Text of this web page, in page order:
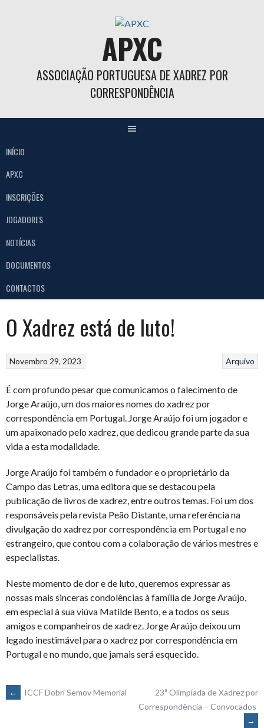
APXC
ASSOCIAÇÃO PORTUGUESA DE XADREZ POR
CORRESPONDÊNCIA
INÍCIO
APXC
INSCRIÇÕES
JOGADORES
NOTÍCIAS
DOCUMENTOS
CONTACTOS
O Xadrez está de luto!
Arquivo
Novembro 29, 2023
É com profundo pesar que comunicamos o falecimento de
Jorge Araújo, um dos maiores nomes do xadrez por
correspondência em Portugal. Jorge Araújo foi um jogador e
um apaixonado pelo xadrez, que dedicou grande parte da sua
vida a esta modalidade.
Jorge Araújo foi também o fundador e o proprietário da
Campo das Letras, uma editora que se destacou pela
publicação de livros de xadrez, entre outros temas. Foi um dos
responsáveis pela revista Peão Distante, uma referência na
divulgação do xadrez por correspondência em Portugal e no
estrangeiro, que contou com a colaboração de vários mestres e
especialistas.
Neste momento de dor e de luto, queremos expressar as
nossas mais sinceras condolências à família de Jorge Araújo,
em especial à sua viúva Matilde Bento, e a todos os seus
amigos e companheiros de xadrez. Jorge Araújo deixou um
legado inestimável para o xadrez por correspondência em
Portugal e no mundo, que jamais será esquecido.
POST
← ICCF Dobri Semov Memorial
23ª Olimpíada de Xadrez por
Correspondência – Convocados
→